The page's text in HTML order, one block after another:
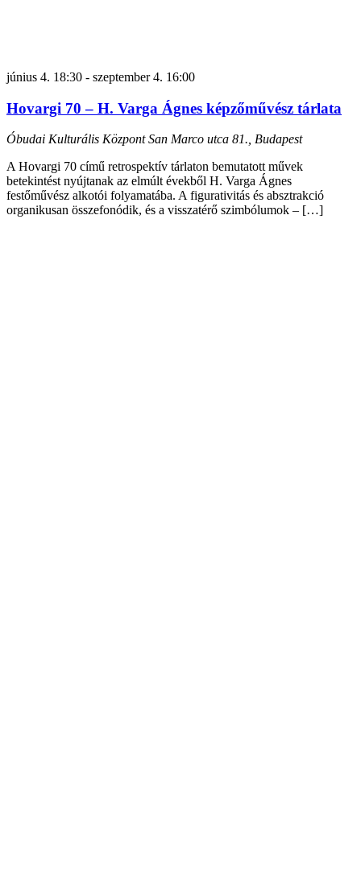
június 4. 18:30 - szeptember 4. 16:00
Hovargi 70 – H. Varga Ágnes képzőművész tárlata
Óbudai Kulturális KözpontSan Marco utca 81., Budapest
A Hovargi 70 című retrospektív tárlaton bemutatott művek
betekintést nyújtanak az elmúlt évekből H. Varga Ágnes
festőművész alkotói folyamatába. A figurativitás és absztrakció
organikusan összefonódik, és a visszatérő szimbólumok – […]